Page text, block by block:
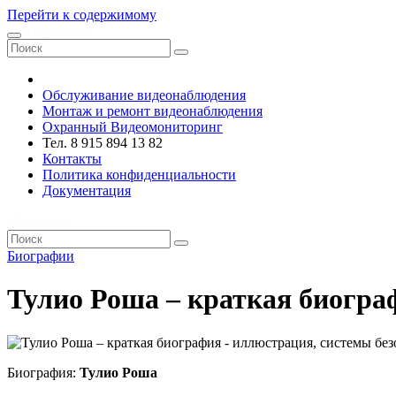
Перейти к содержимому
Обслуживание видеонаблюдения
Монтаж и ремонт видеонаблюдения
Охранный Видеомониторинг
Тел. 8 915 894 13 82
Контакты
Политика конфиденциальности
Документация
Биографии
Тулио Роша – краткая
Биография: Тулио Роша